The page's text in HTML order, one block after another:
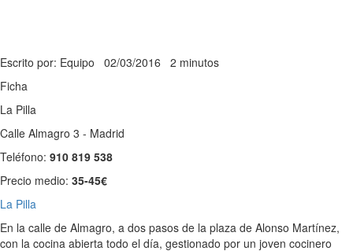
Escrito por: Equipo 02/03/2016 2 minutos
Ficha
La Pilla
Calle Almagro 3 - Madrid
Teléfono: 910 819 538
Precio medio: 35-45€
La Pilla
En la calle de Almagro, a dos pasos de la plaza de Alonso Martínez,
con la cocina abierta todo el día, gestionado por un joven cocinero